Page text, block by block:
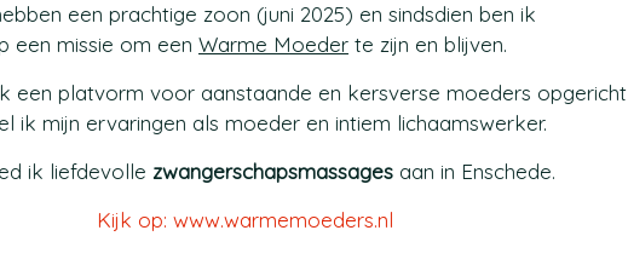
een prachtige zoon (juni 2025) en sindsdien ben ik
een missie om een Warme Moederte zijn en blijven.
een platvorm voor aanstaande en kersverse moeders opgericht
ik mijn ervaringen als moeder en intiem lichaamswerker.
ik liefdevollezwangerschapsmassages aan in Enschede.
Kijk op: www.warmemoeders.nl